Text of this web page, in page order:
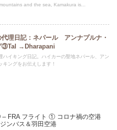
and the sea, Kamakura is...
代理日記：ネパール アンナプルナ・
③Tal →Dharapani
ハイキング日記。ハイカーの聖地ネパール、アン
キングをお伝えします！
– FRA フライト ① コロナ禍の空港
ンバス＆羽田空港